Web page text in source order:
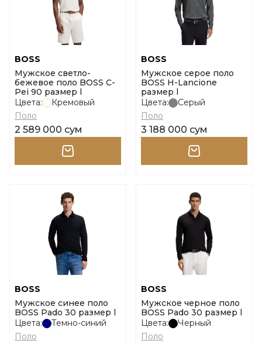
BOSS
Мужское светло-
бежевое поло BOSS C-
Pei 90 размер l
Цвета:
Кремовый
Поло
2 589 000 сум
BOSS
Мужское серое поло
BOSS H-Lancione
размер l
Цвета:
Серый
Поло
3 188 000 сум
BOSS
Мужское синее поло
BOSS Pado 30 размер l
Цвета:
Темно-синий
Поло
BOSS
Мужское черное поло
BOSS Pado 30 размер l
Цвета:
Черный
Поло